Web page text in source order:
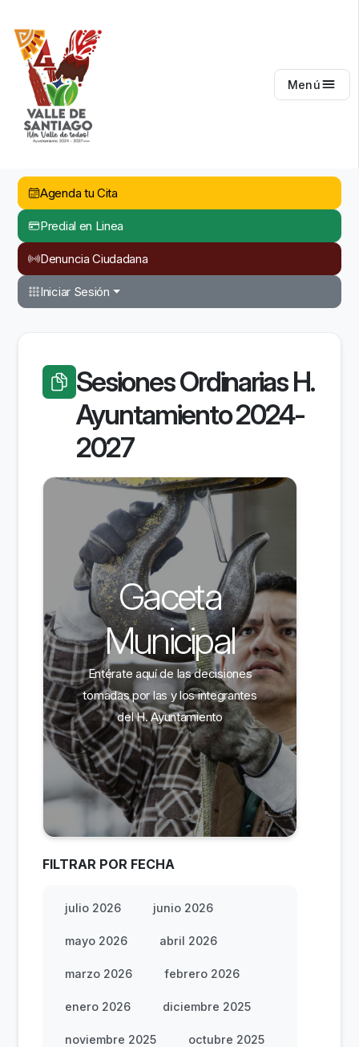
Menú
Agenda tu Cita
Predial en Linea
Denuncia Ciudadana
Iniciar Sesión
Sesiones Ordinarias H.
Ayuntamiento 2024-
2027
Gaceta
Municipal
Entérate aquí de las decisiones
tomadas por las y los integrantes
del H. Ayuntamiento
FILTRAR POR FECHA
julio 2026 junio 2026
mayo 2026 abril 2026
marzo 2026 febrero 2026
enero 2026 diciembre 2025
noviembre 2025 octubre 2025